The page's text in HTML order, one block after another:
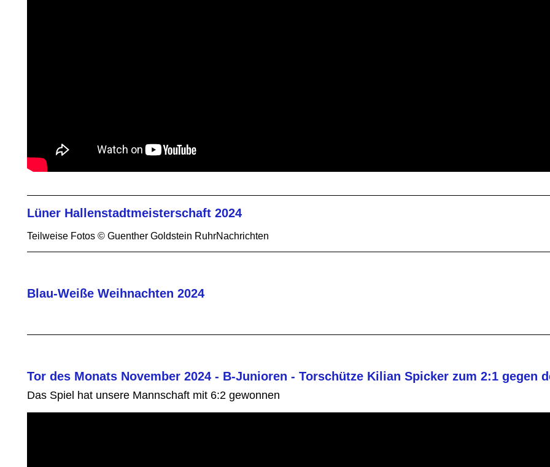
Lüner Hallenstadtmeisterschaft 2024
Teilweise Fotos © Guenther Goldstein RuhrNachrichten
Blau-Weiße Weihnachten 2024
Tor des Monats November 2024 - B-Junioren - Torschütze Kilian Spicker zum 2:1 gegen
Das Spiel hat unsere Mannschaft mit 6:2 gewonnen